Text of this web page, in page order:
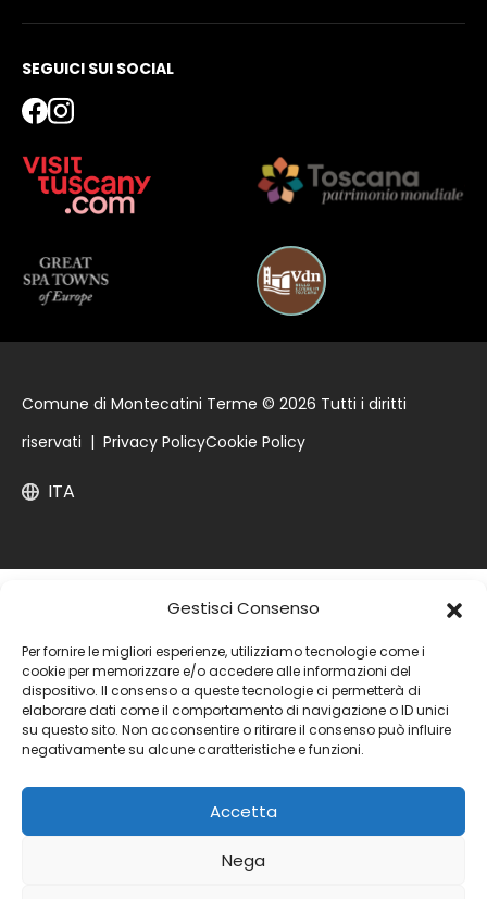
Gestisci Consenso
Per fornire le migliori esperienze, utilizziamo tecnologie come i
cookie per memorizzare e/o accedere alle informazioni del
dispositivo. Il consenso a queste tecnologie ci permetterà di
elaborare dati come il comportamento di navigazione o ID unici
su questo sito. Non acconsentire o ritirare il consenso può influire
negativamente su alcune caratteristiche e funzioni.
Accetta
Nega
SEGUICI SUI SOCIAL
Comune di Montecatini Terme © 2026 Tutti i diritti
riservati | Privacy PolicyCookie Policy
ITA